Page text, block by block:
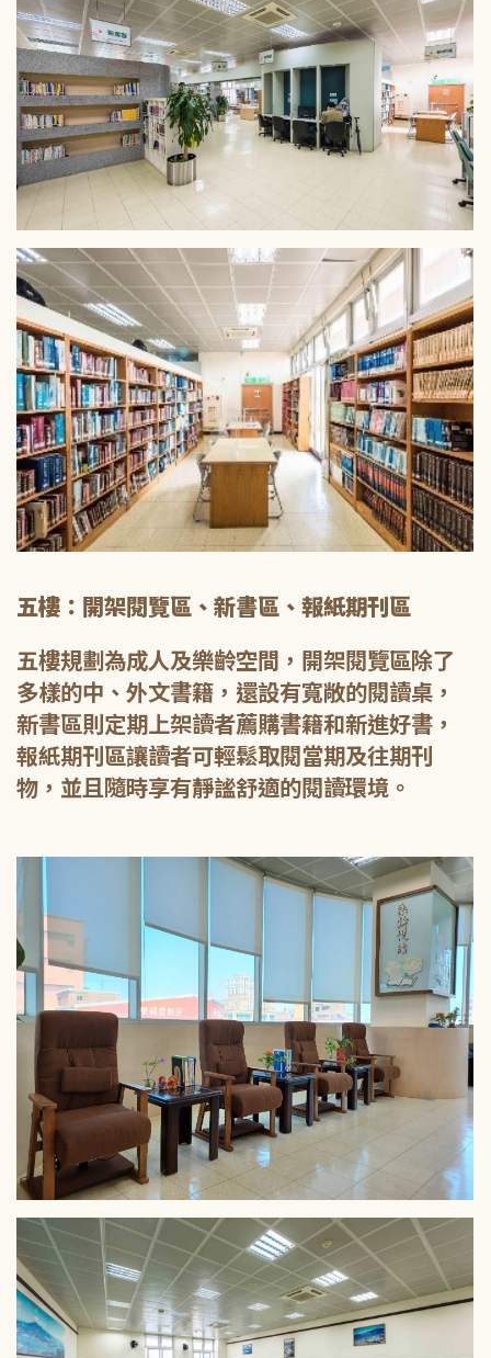
五樓：開架閱覽區、新書區、報紙期刊區
五樓規劃為成人及樂齡空間，開架閱覽區除了
多樣的中、外文書籍，還設有寬敞的閱讀桌，
新書區則定期上架讀者薦購書籍和新進好書，
報紙期刊區讓讀者可輕鬆取閱當期及往期刊
物，並且隨時享有靜謐舒適的閱讀環境。